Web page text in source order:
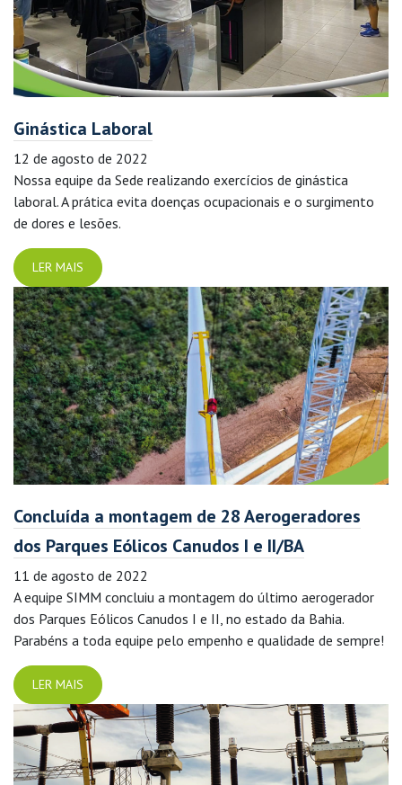
Ginástica Laboral
12 de agosto de 2022
Nossa equipe da Sede realizando exercícios de ginástica
laboral. A prática evita doenças ocupacionais e o surgimento
de dores e lesões.
LER MAIS
Concluída a montagem de 28 Aerogeradores
dos Parques Eólicos Canudos I e II/BA
11 de agosto de 2022
A equipe SIMM concluiu a montagem do último aerogerador
dos Parques Eólicos Canudos I e II, no estado da Bahia.
Parabéns a toda equipe pelo empenho e qualidade de sempre!
LER MAIS